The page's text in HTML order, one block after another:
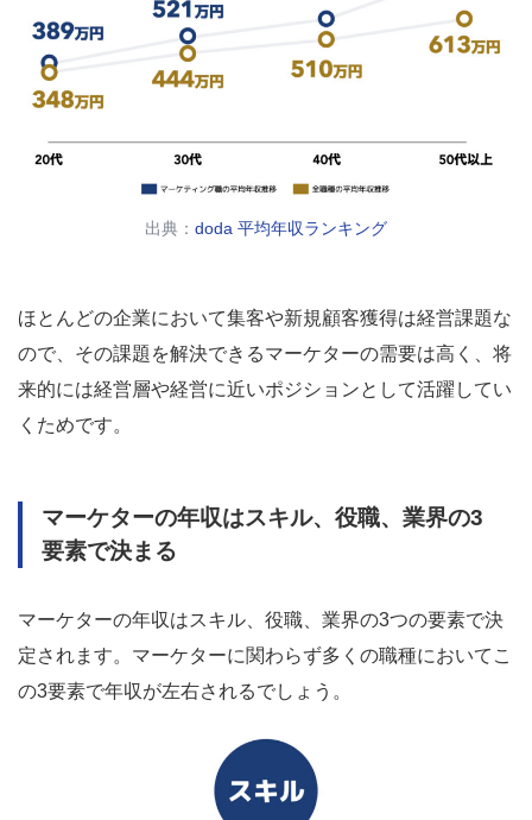
出典： doda 平均年収ランキング
ほとんどの企業において集客や新規顧客獲得は経営課題な
ので、その課題を解決できるマーケターの需要は高く、将
来的には経営層や経営に近いポジションとして活躍してい
くためです。
マーケターの年収はスキル、役職、業界の3
要素で決まる
マーケターの年収はスキル、役職、業界の3つの要素で決
定されます。マーケターに関わらず多くの職種においてこ
の3要素で年収が左右されるでしょう。